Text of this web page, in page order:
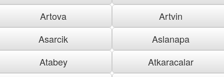
Artova
Artvin
Asarcik
Aslanapa
Atabey
Atkaracalar